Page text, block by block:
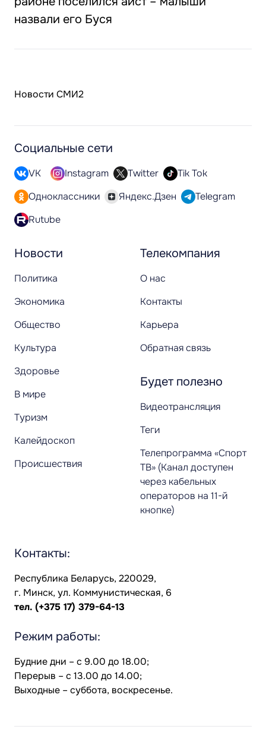
назвали его Буся
Новости СМИ2
Новости
Политика
Экономика
Общество
Культура
Здоровье
В мире
Туризм
Калейдоскоп
Происшествия
Телекомпания
О нас
Контакты
Карьера
Обратная связь
Будет полезно
Видеотрансляция
Теги
Телепрограмма «Спорт
ТВ» (Канал доступен
через кабельных
операторов на 11-й
кнопке)
Социальные сети
VK Instagram Twitter
Tik Tok
Одноклассники
Яндекс.Дзен
Telegram
Rutube
Контакты:
Республика Беларусь, 220029,
г. Минск, ул. Коммунистическая, 6
тел. (+375 17) 379-64-13
Режим работы:
Будние дни – с 9.00 до 18.00;
Перерыв – с 13.00 до 14.00;
Выходные – суббота, воскресенье.